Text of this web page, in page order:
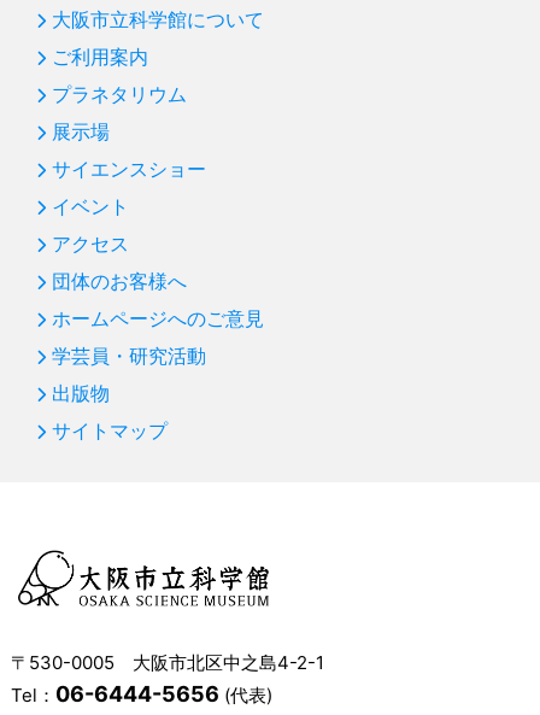
第79回 プラネタリウム「天の川って、なんだろう」
第78回 プラネタリウム「月へいこう！～おためし月面
生活～」
第77回 オーストラリア・パワーハウスミュージアム訪
問記（前編）
第75回 「都会の星」写真展
新年のごあいさつ
第74回 サイエンスショー「炎のアツい科学」
第73回 プラネタリウム「オーロラ」
第70回 国際会議で発表
第69回 サイエンスショー「マイナス200℃の世界」の
第68回 プラネタリウム２０１３年夏のプログラム紹介
大阪市立科学館について
ご利用案内
プラネタリウム
展示場
サイエンスショー
イベント
アクセス
団体のお客様へ
ホームページへのご意見
学芸員・研究活動
出版物
サイトマップ
〒530-0005 大阪市北区中之島4-2-1
Tel： 06-6444-5656 (代表)